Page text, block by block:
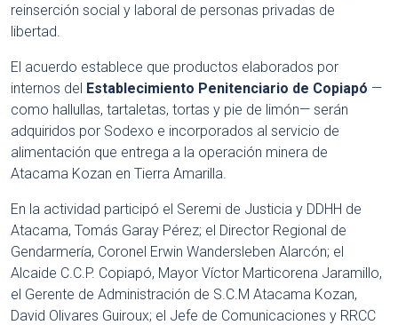
reinserción social y laboral de personas privadas de
libertad.
El acuerdo establece que productos elaborados por
internos del Establecimiento Penitenciario de Copiapó —
como hallullas, tartaletas, tortas y pie de limón— serán
adquiridos por Sodexo e incorporados al servicio de
alimentación que entrega a la operación minera de
Atacama Kozan en Tierra Amarilla.
En la actividad participó el Seremi de Justicia y DDHH de
Atacama, Tomás Garay Pérez; el Director Regional de
Gendarmería, Coronel Erwin Wandersleben Alarcón; el
Alcaide C.C.P. Copiapó, Mayor Víctor Marticorena Jaramillo,
el Gerente de Administración de S.C.M Atacama Kozan,
David Olivares Guiroux; el Jefe de Comunicaciones y RRCC